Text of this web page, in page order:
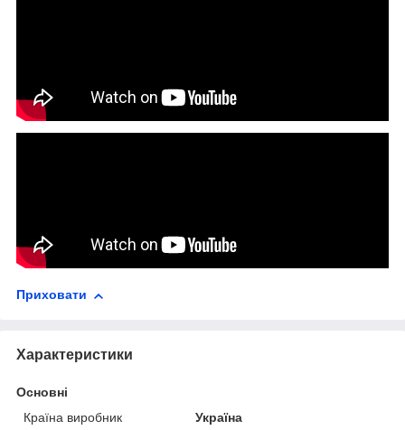
Приховати
Характеристики
Основні
Країна виробник
Україна